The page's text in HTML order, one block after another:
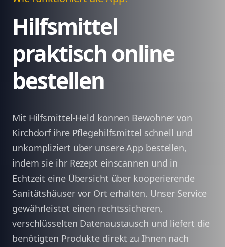
Hilfsmittel
praktisch online
bestellen
Mit Hilfsmittel-Held können Bewohner von
Kirchdorf ihre Pflegehilfsmittel schnell und
unkompliziert über unsere App bestellen,
indem sie ihr Rezept einscannen und in
Echtzeit eine Übersicht über kooperierende
Sanitätshäuser vor Ort erhalten. Unser Service
gewährleistet einen rechtssicheren,
verschlüsselten Datenaustausch und liefert die
benötigten Produkte direkt zu Ihnen nach